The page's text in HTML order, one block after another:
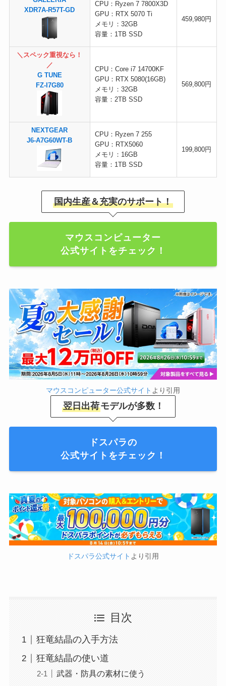
XDR7A-R57T-GD
CPU：Ryzen 7 7800X3D
GPU：RTX 5070 Ti
メモリ：32GB
容量：1TB SSD
459,980円
＼スペック重視なら！
／
G TUNE
FZ-I7G80
CPU：Core i7 14700KF
GPU：RTX 5080(16GB)
メモリ：32GB
容量：2TB SSD
569,800円
NEXTGEAR
J6-A7G60WT-B
CPU：Ryzen 7 255
GPU：RTX5060
メモリ：16GB
容量：1TB SSD
199,800円
国内生産＆充実のサポート！
マウスコンピューター
公式サイトをチェック！
マウスコンピューター公式サイト より引用
翌日出荷モデルが多数！
ドスパラの
公式サイトをチェック！
ドスパラ公式サイト より引用
目次
狂竜結晶の入手方法
狂竜結晶の使い道
武器・防具の素材に使う